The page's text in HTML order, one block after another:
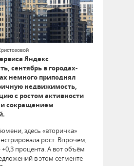
Яндекс
сентябрь в городах-
немного приподнял
недвижимость,
с ростом активности
и сокращением
здесь «вторичка»
рост. Впрочем,
процента. А вот объём
в этом сегменте